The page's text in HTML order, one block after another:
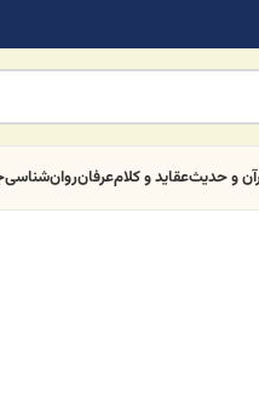
و حدیثعقاید و کلامعرفانروان‌شناسی